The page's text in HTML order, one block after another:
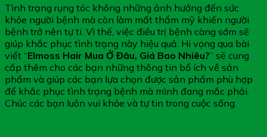
Tình trạng rụng tóc không những ảnh hưởng đến sức
khỏe người bệnh mà còn làm mất thẩm mỹ khiến người
bệnh trở nên tự ti. Vì thế, việc điều trị bệnh càng sớm sẽ
giúp khắc phục tình trạng này hiệu quả. Hi vọng qua bài
viết “Elmoss Hair Mua Ở Đâu, Giá Bao Nhiêu?” sẽ cung
cấp thêm cho các bạn những thông tin bổ ích về sản
phẩm và giúp các bạn lựa chọn được sản phẩm phù hợp
để khắc phục tình trạng bệnh mà mình đang mắc phải.
Chúc các bạn luôn vui khỏe và tự tin trong cuộc sống.